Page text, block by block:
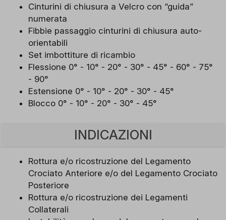
Cinturini di chiusura a Velcro con “guida”
numerata
Fibbie passaggio cinturini di chiusura auto-
orientabili
Set imbottiture di ricambio
Flessione 0° - 10° - 20° - 30° - 45° - 60° - 75°
- 90°
Estensione 0° - 10° - 20° - 30° - 45°
Blocco 0° - 10° - 20° - 30° - 45°
INDICAZIONI
Rottura e/o ricostruzione del Legamento
Crociato Anteriore e/o del Legamento Crociato
Posteriore
Rottura e/o ricostruzione dei Legamenti
Collaterali